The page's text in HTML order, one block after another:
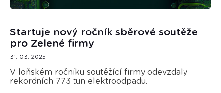
Startuje nový ročník sběrové soutěže
pro Zelené firmy
31. 03. 2025
V loňském ročníku soutěžící firmy odevzdaly
rekordních 773 tun elektroodpadu.